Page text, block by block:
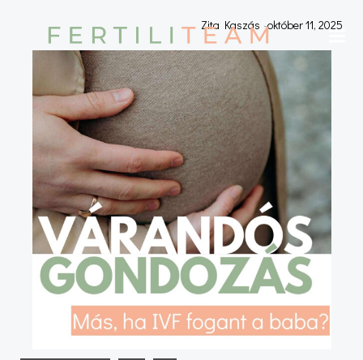
to
content
Zita Kaszás -október 11, 2025